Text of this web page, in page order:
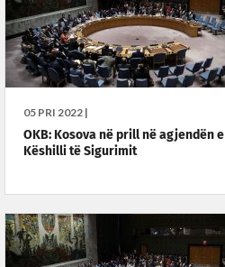
05 PRI 2022 |
OKB: Kosova në prill në agjendën e
Këshilli të Sigurimit